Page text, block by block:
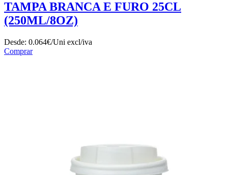
TAMPA BRANCA E FURO 25CL
(250ML/8OZ)
Desde: 0.064€/Uni excl/iva
Comprar